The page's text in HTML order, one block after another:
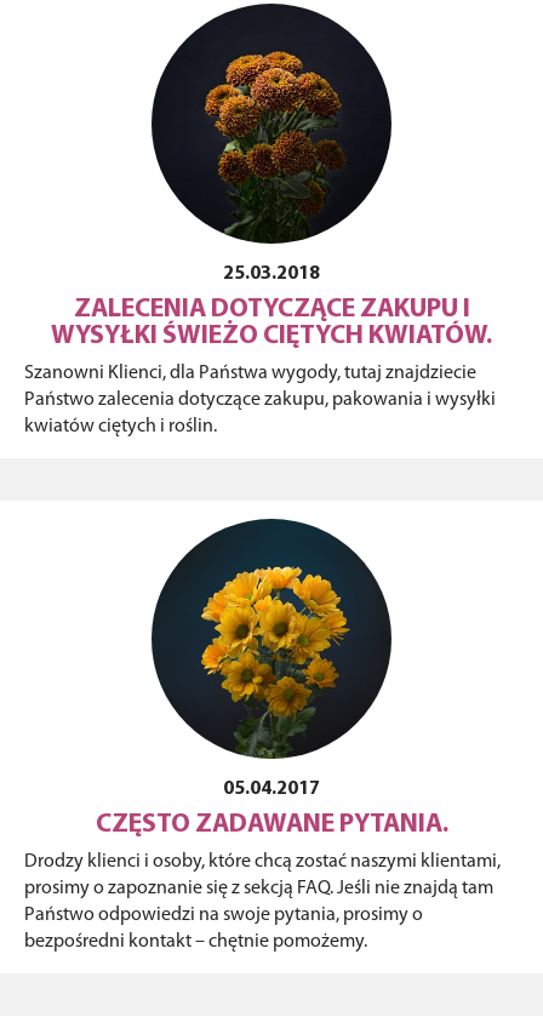
25.03.2018
ZALECENIA DOTYCZĄCE ZAKUPU I
WYSYŁKI ŚWIEŻO CIĘTYCH KWIATÓW.
Szanowni Klienci, dla Państwa wygody, tutaj znajdziecie
Państwo zalecenia dotyczące zakupu, pakowania i wysyłki
kwiatów ciętych i roślin.
05.04.2017
CZĘSTO ZADAWANE PYTANIA.
Drodzy klienci i osoby, które chcą zostać naszymi klientami,
prosimy o zapoznanie się z sekcją FAQ. Jeśli nie znajdą tam
Państwo odpowiedzi na swoje pytania, prosimy o
bezpośredni kontakt – chętnie pomożemy.